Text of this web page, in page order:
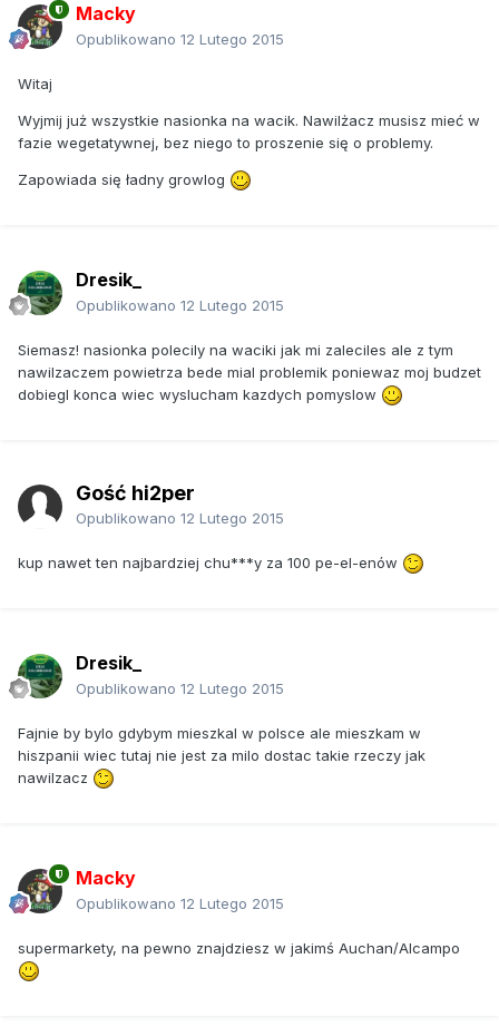
Macky
Opublikowano 12 Lutego 2015
Witaj
Wyjmij już wszystkie nasionka na wacik. Nawilżacz musisz mieć w
fazie wegetatywnej, bez niego to proszenie się o problemy.
Zapowiada się ładny growlog
Dresik_
Opublikowano 12 Lutego 2015
Siemasz! nasionka polecily na waciki jak mi zaleciles ale z tym
nawilzaczem powietrza bede mial problemik poniewaz moj budzet
dobiegl konca wiec wyslucham kazdych pomyslow
Gość hi2per
Opublikowano 12 Lutego 2015
kup nawet ten najbardziej chu***y za 100 pe-el-enów
Dresik_
Opublikowano 12 Lutego 2015
Fajnie by bylo gdybym mieszkal w polsce ale mieszkam w
hiszpanii wiec tutaj nie jest za milo dostac takie rzeczy jak
nawilzacz
Macky
Opublikowano 12 Lutego 2015
supermarkety, na pewno znajdziesz w jakimś Auchan/Alcampo